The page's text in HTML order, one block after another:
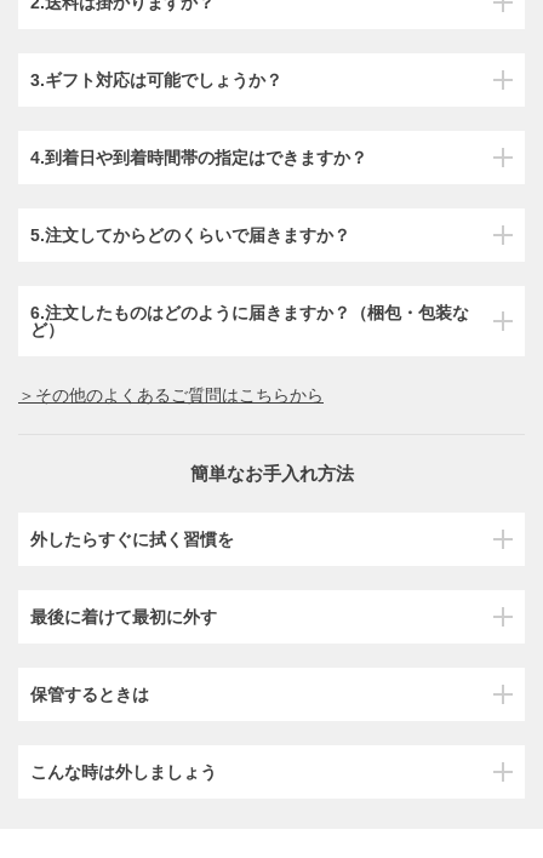
3.ギフト対応は可能でしょうか？
4.到着日や到着時間帯の指定はできますか？
5.注文してからどのくらいで届きますか？
6.注文したものはどのように届きますか？（梱包・包装な
ど）
＞その他のよくあるご質問はこちらから
簡単なお手入れ方法
外したらすぐに拭く習慣を
最後に着けて最初に外す
保管するときは
こんな時は外しましょう